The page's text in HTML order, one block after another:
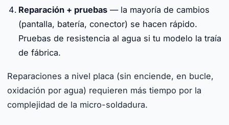
Reparación + pruebas — la mayoría de cambios
(pantalla, batería, conector) se hacen rápido.
Pruebas de resistencia al agua si tu modelo la traía
de fábrica.
Reparaciones a nivel placa (sin enciende, en bucle,
oxidación por agua) requieren más tiempo por la
complejidad de la micro-soldadura.